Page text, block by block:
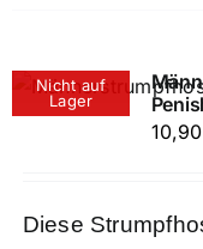
Nicht auf
Lager
10,90
Diese